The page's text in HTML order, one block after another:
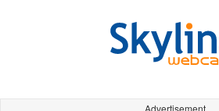
Advertisement